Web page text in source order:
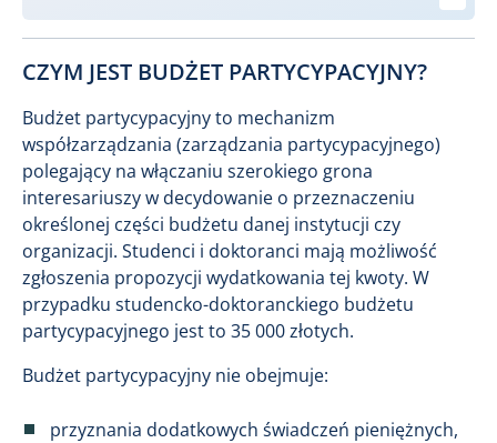
CZYM JEST BUDŻET PARTYCYPACYJNY?
Budżet partycypacyjny to mechanizm
współzarządzania (zarządzania partycypacyjnego)
polegający na włączaniu szerokiego grona
interesariuszy w decydowanie o przeznaczeniu
określonej części budżetu danej instytucji czy
organizacji. Studenci i doktoranci mają możliwość
zgłoszenia propozycji wydatkowania tej kwoty. W
przypadku studencko-doktoranckiego budżetu
partycypacyjnego jest to 35 000 złotych.
Budżet partycypacyjny nie obejmuje:
przyznania dodatkowych świadczeń pieniężnych,